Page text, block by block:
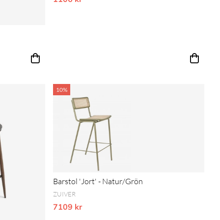
10%
Barstol 'Jort' - Natur/Grön
ZUIVER
7109 kr
Vårt lägsta pris 1-30 dagar innan prissänkning